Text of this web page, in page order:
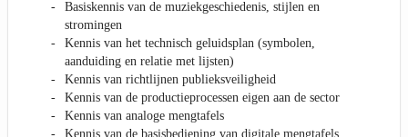
Basiskennis van de muziekgeschiedenis, stijlen en
stromingen
Kennis van het technisch geluidsplan (symbolen,
aanduiding en relatie met lijsten)
Kennis van richtlijnen publieksveiligheid
Kennis van de productieprocessen eigen aan de sector
Kennis van analoge mengtafels
Kennis van de basisbediening van digitale mengtafels